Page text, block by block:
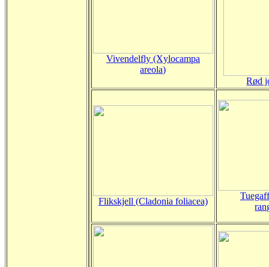
Vivendelfly (Xylocampa
areola)
Rød
Flikskjell (Cladonia foliacea)